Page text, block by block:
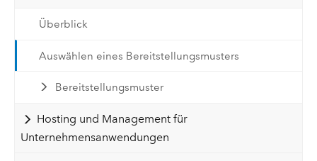
Überblick
Auswählen eines Bereitstellungsmusters
Bereitstellungsmuster
Hosting und Management für
Unternehmensanwendungen